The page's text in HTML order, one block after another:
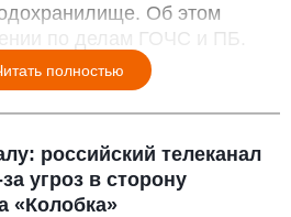
Об этом
по делам ГОЧС и ПБ.
полностью
российский телеканал
угроз в сторону
«Колобка»